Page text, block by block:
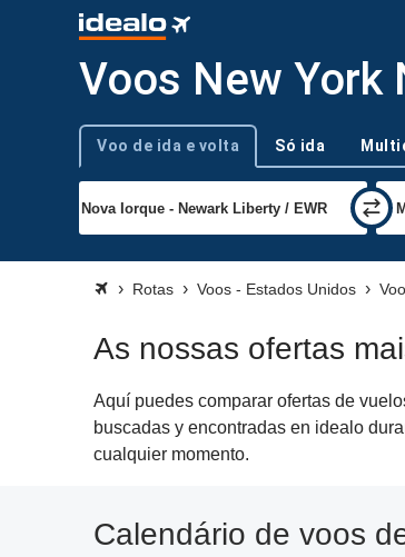
Voos New York
Tipo de viagem
Voo de ida e volta Só ida
Rotas Voos - Estados Unidos
As nossas ofertas
Aquí puedes comparar ofertas de
buscadas y encontradas en idealo
cualquier momento.
Calendário de voos